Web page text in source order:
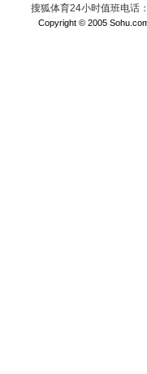
搜狐体育24小时值班电话
Copyright © 2005